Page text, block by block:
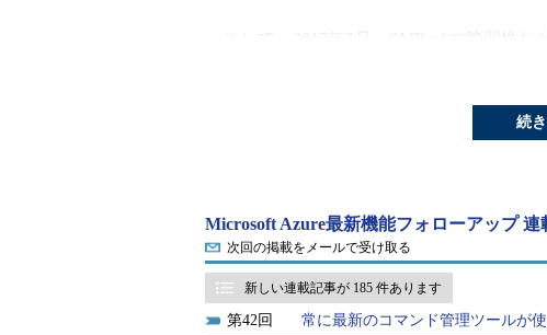
ました。筆者の別連載でも、SMB v1の脆
ランサムウェア「WannaCry」対策
きWindowsの脆弱性対策（山市良の
Microsoftは、Microsoft Azureの「
続
Microsoft Azure最新機能フォローアップ 連
次回の掲載をメールで受け取る
新しい連載記事が 185 件あります
42 常に最新のコマンド管理ツールが